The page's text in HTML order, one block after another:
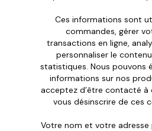
Ces informations sont
commandes, gérer
transactions en ligne,
personnaliser le
statistiques. Nous pouvons
informations sur nos
acceptez d’être contacté à
vous désinscrire de ces
Votre nom et votre